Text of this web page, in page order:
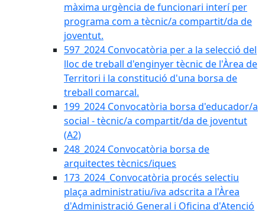
màxima urgència de funcionari interí per
programa com a tècnic/a compartit/da de
joventut.
597_2024 Convocatòria per a la selecció del
lloc de treball d'enginyer tècnic de l'Àrea de
Territori i la constitució d'una borsa de
treball comarcal.
199_2024 Convocatòria borsa d'educador/a
social - tècnic/a compartit/da de joventut
(A2)
248_2024 Convocatòria borsa de
arquitectes tècnics/iques
173_2024_Convocatòria procés selectiu
plaça administratiu/iva adscrita a l'Àrea
d'Administració General i Oficina d'Atenció